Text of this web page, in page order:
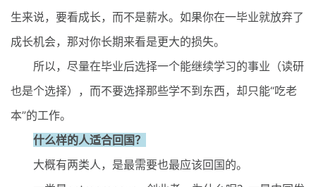
生来说，要看成长，而不是薪水。如果你在一毕业就放弃了
成长机会，那对你长期来看是更大的损失。
所以，尽量在毕业后选择一个能继续学习的事业（读研
也是个选择），而不要选择那些学不到东西，却只能“吃老
本”的工作。
什么样的人适合回国？
大概有两类人，是最需要也最应该回国的。